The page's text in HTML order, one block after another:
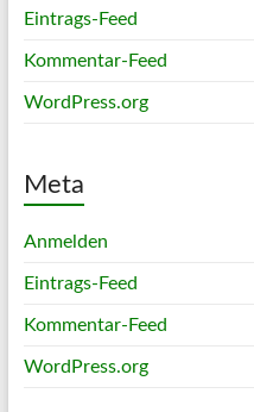
Eintrags-Feed
Kommentar-Feed
WordPress.org
Meta
Anmelden
Eintrags-Feed
Kommentar-Feed
WordPress.org